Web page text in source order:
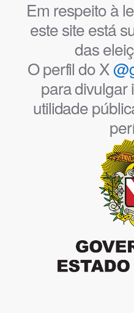
Em respeito à
este site está
das
O perfil do X
para divulgar
utilidade